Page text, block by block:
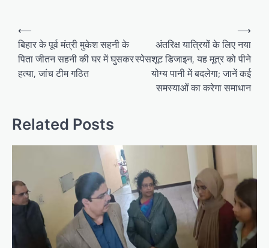
Post
navigation
⟵
बिहार के पूर्व मंत्री मुकेश सहनी के
पिता जीतन सहनी की घर में घुसकर
हत्या, जांच टीम गठित
अंतरिक्ष यात्रियों के लिए नया
स्पेसशूट डिजाइन, यह मूत्र को पीने
योग्य पानी में बदलेगा; जानें कई
समस्याओं का करेगा समाधान
⟶
Related Posts